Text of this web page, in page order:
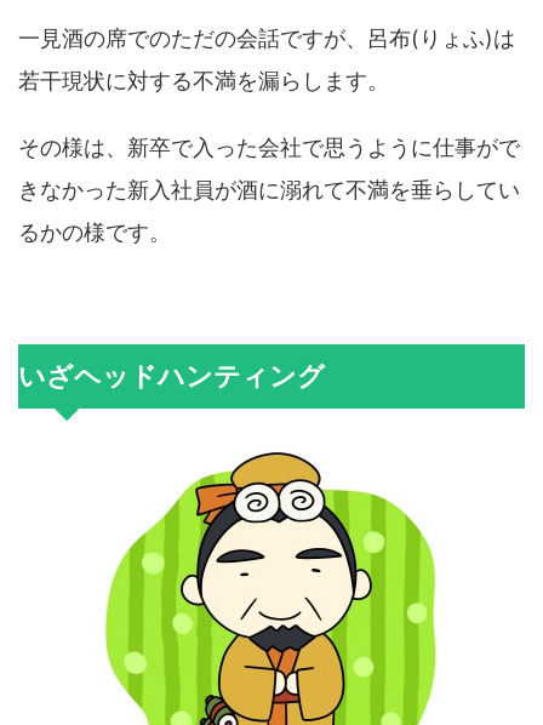
一見酒の席でのただの会話ですが、呂布(りょふ)は
若干現状に対する不満を漏らします。
その様は、新卒で入った会社で思うように仕事がで
きなかった新入社員が酒に溺れて不満を垂らしてい
るかの様です。
いざヘッドハンティング